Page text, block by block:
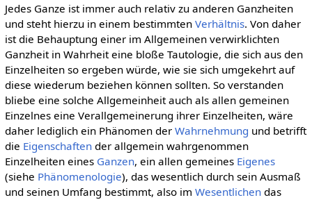
Jedes Ganze ist immer auch relativ zu anderen Ganzheiten
und steht hierzu in einem bestimmten Verhältnis. Von daher
ist die Behauptung einer im Allgemeinen verwirklichten
Ganzheit in Wahrheit eine bloße Tautologie, die sich aus den
Einzelheiten so ergeben würde, wie sie sich umgekehrt auf
diese wiederum beziehen können sollten. So verstanden
bliebe eine solche Allgemeinheit auch als allen gemeinen
Einzelnes eine Verallgemeinerung ihrer Einzelheiten, wäre
daher lediglich ein Phänomen der Wahrnehmung und betrifft
die Eigenschaftender allgemein wahrgenommen
Einzelheiten eines Ganzen, ein allen gemeines Eigenes
(siehe Phänomenologie), das wesentlich durch sein Ausmaß
und seinen Umfang bestimmt, also im Wesentlichendas